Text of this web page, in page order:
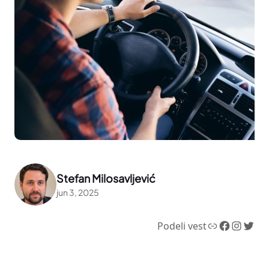
Stefan Milosavljević
jun 3, 2025
Podeli vestLink Facebook InstagramTwitter